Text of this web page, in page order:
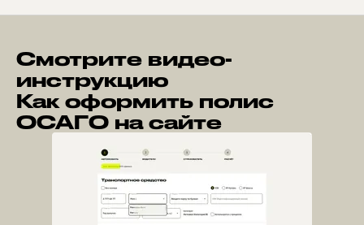
Смотрите видео-
инструкцию
Как оформить полис
ОСАГО на сайте